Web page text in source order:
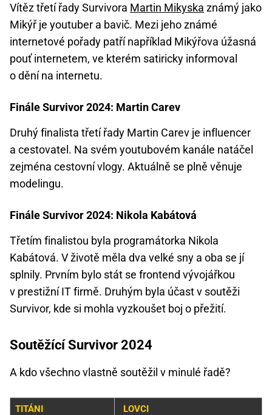
Vítěz třetí řady Survivora Martin Mikyska známý jako
Mikýř je youtuber a bavič. Mezi jeho známé
internetové pořady patří například Mikýřova úžasná
pouť internetem, ve kterém satiricky informoval
o dění na internetu.
Finále Survivor 2024: Martin Carev
Druhý finalista třetí řady Martin Carev je influencer
a cestovatel. Na svém youtubovém kanále natáčel
zejména cestovní vlogy. Aktuálně se plně věnuje
modelingu.
Finále Survivor 2024: Nikola Kabátová
Třetím finalistou byla programátorka Nikola
Kabátová. V životě měla dva velké sny a oba se jí
splnily. Prvním bylo stát se frontend vývojářkou
v prestižní IT firmě. Druhým byla účast v soutěži
Survivor, kde si mohla vyzkoušet boj o přežití.
Soutěžící Survivor 2024
A kdo všechno vlastně soutěžil v minulé řadě?
TITÁNI LOVCI